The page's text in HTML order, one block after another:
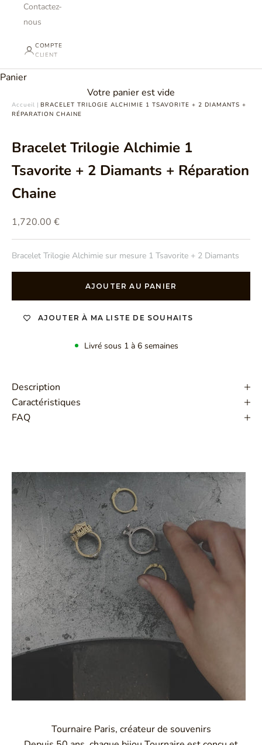
Contactez-
nous
COMPTE
CLIENT
Panier
Votre panier est vide
Accueil | BRACELET TRILOGIE ALCHIMIE 1 TSAVORITE + 2 DIAMANTS +
RÉPARATION CHAINE
Bracelet Trilogie Alchimie 1
Tsavorite + 2 Diamants + Réparation
Chaine
Prix de vente
1,720.00 €
Bracelet Trilogie Alchimie sur mesure 1 Tsavorite + 2 Diamants
AJOUTER AU PANIER
AJOUTER À MA LISTE DE SOUHAITS
Livré sous 1 à 6 semaines
Description
Caractéristiques
FAQ
Tournaire Paris, créateur de souvenirs